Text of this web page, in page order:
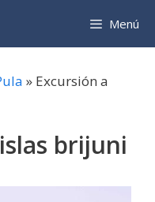
Menú
» Excursión a
brijuni